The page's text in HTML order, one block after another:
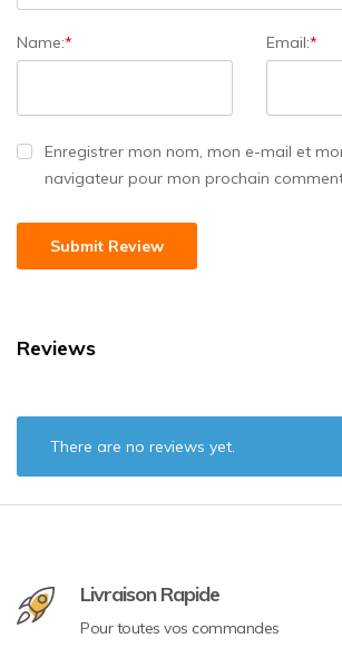
Name:* Email:*
Enregistrer mon nom, mon e-mail et
navigateur pour mon prochain
Reviews
There are no reviews yet.
Livraison Rapide
Pour toutes vos commandes